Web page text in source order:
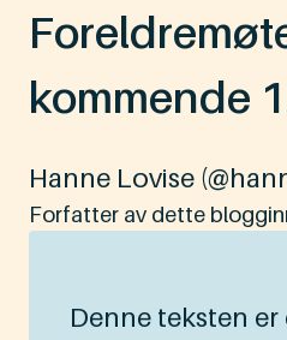
kommende
Hanne Lovise
Forfatter av dette
Denne teksten er